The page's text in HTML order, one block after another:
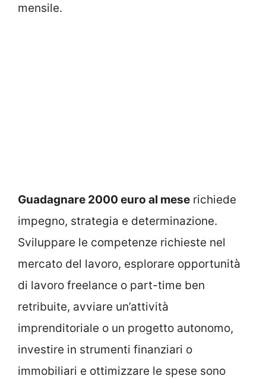
mensile.
Guadagnare 2000 euro al mese richiede
impegno, strategia e determinazione.
Sviluppare le competenze richieste nel
mercato del lavoro, esplorare opportunità
di lavoro freelance o part-time ben
retribuite, avviare un’attività
imprenditoriale o un progetto autonomo,
investire in strumenti finanziari o
immobiliari e ottimizzare le spese sono